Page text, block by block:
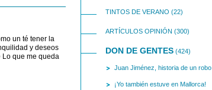
un té tener la
y deseos
Lo que me queda
TINTOS DE VERANO (22)
ARTÍCULOS OPINIÓN (300)
DON DE GENTES (424)
Juan Jiménez, historia de un robo
¡Yo también estuve en Mallorca!